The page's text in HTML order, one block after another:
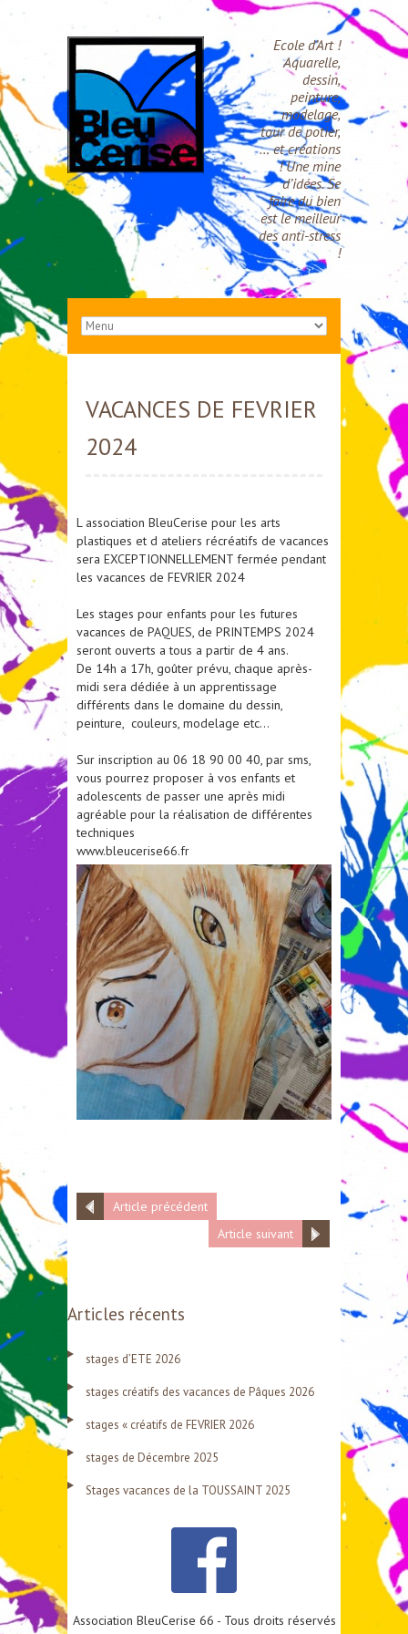
Ecole d’Art !
Aquarelle,
dessin,
peinture,
modelage,
tour de potier,
… et créations
! Une mine
d’idées. Se
faire du bien
est le meilleur
des anti-stress
!
VACANCES DE FEVRIER
2024
L association BleuCerise pour les arts
plastiques et d ateliers récréatifs de vacances
sera EXCEPTIONNELLEMENT fermée pendant
les vacances de FEVRIER 2024
Les stages pour enfants pour les futures
vacances de PAQUES, de PRINTEMPS 2024
seront ouverts a tous a partir de 4 ans.
De 14h a 17h, goûter prévu, chaque après-
midi sera dédiée à un apprentissage
différents dans le domaine du dessin,
peinture, couleurs, modelage etc…
Sur inscription au 06 18 90 00 40, par sms,
vous pourrez proposer à vos enfants et
adolescents de passer une après midi
agréable pour la réalisation de différentes
techniques
www.bleucerise66.fr
Article précédent
Article suivant
Articles récents
stages d’ETE 2026
stages créatifs des vacances de Pâques 2026
stages « créatifs de FEVRIER 2026
stages de Décembre 2025
Stages vacances de la TOUSSAINT 2025
Association BleuCerise 66 - Tous droits réservés